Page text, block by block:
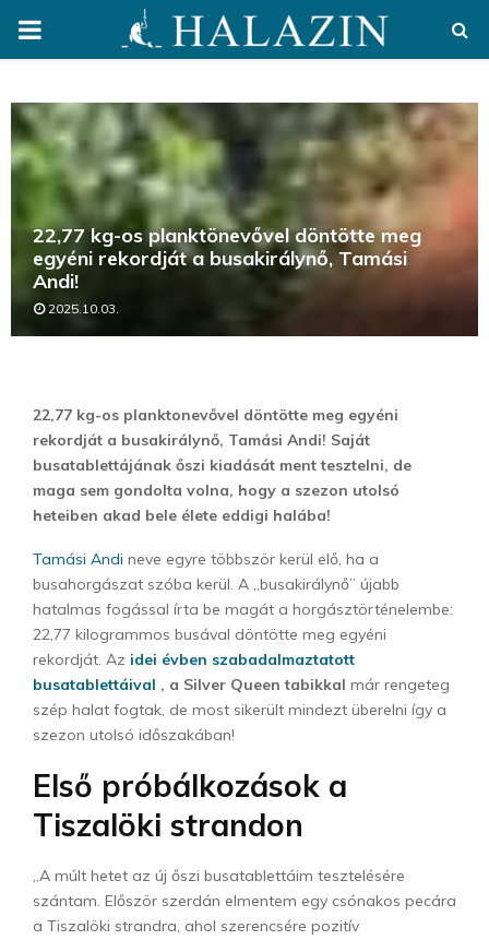
PRIMARY
22,77 kg-os planktönevővel döntötte meg
egyéni rekordját a busakirálynő, Tamási
Andi!
2025.10.03.
22,77 kg-os planktonevővel döntötte meg egyéni
rekordját a busakirálynő, Tamási Andi! Saját
busatablettájának őszi kiadását ment tesztelni, de
maga sem gondolta volna, hogy a szezon utolsó
heteiben akad bele élete eddigi halába!
Tamási Andi neve egyre többször kerül elő, ha a
busahorgászat szóba kerül. A „busakirálynő” újabb
hatalmas fogással írta be magát a horgásztörténelembe:
22,77 kilogrammos busával döntötte meg egyéni
rekordját. Az idei évben szabadalmaztatott
busatablettáival , a Silver Queen tabikkal már rengeteg
szép halat fogtak, de most sikerült mindezt überelni így a
szezon utolsó időszakában!
Első próbálkozások a
Tiszalöki strandon
„A múlt hetet az új őszi busatablettáim tesztelésére
szántam. Először szerdán elmentem egy csónakos pecára
a Tiszalöki strandra, ahol szerencsére pozitív